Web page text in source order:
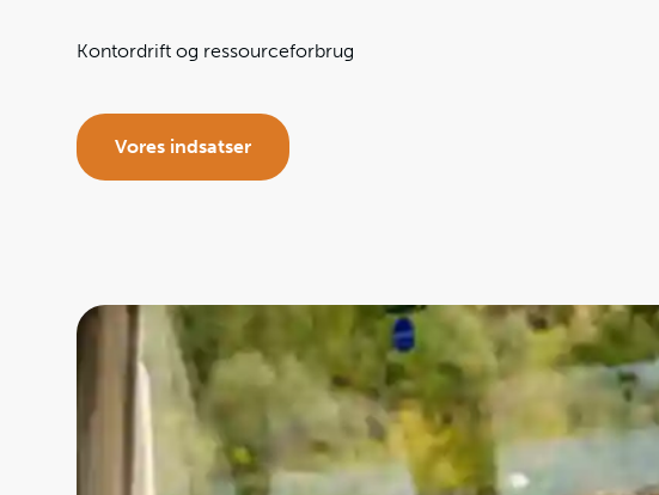
Kontordrift og ressourceforbrug
Vores indsatser